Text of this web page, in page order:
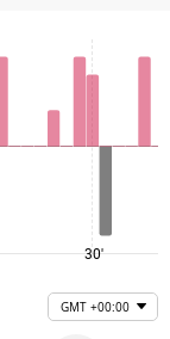
30'
GMT +00:00